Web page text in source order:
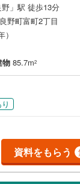
」駅 徒歩13分
野町富町2丁目
物 85.7m2
資料をもらう
夕張郡栗山町
樺戸郡新十津川町
上川郡鷹栖町(3)
上川郡比布町
空知郡中富良野
上川郡和寒町(0)
住宅性能評価付き
IT重説可（0）